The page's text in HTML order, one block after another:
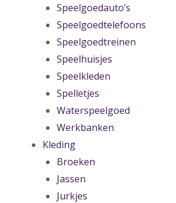
Speelgoedauto’s
Speelgoedtelefoons
Speelgoedtreinen
Speelhuisjes
Speelkleden
Spelletjes
Waterspeelgoed
Werkbanken
Kleding
Broeken
Jassen
Jurkjes